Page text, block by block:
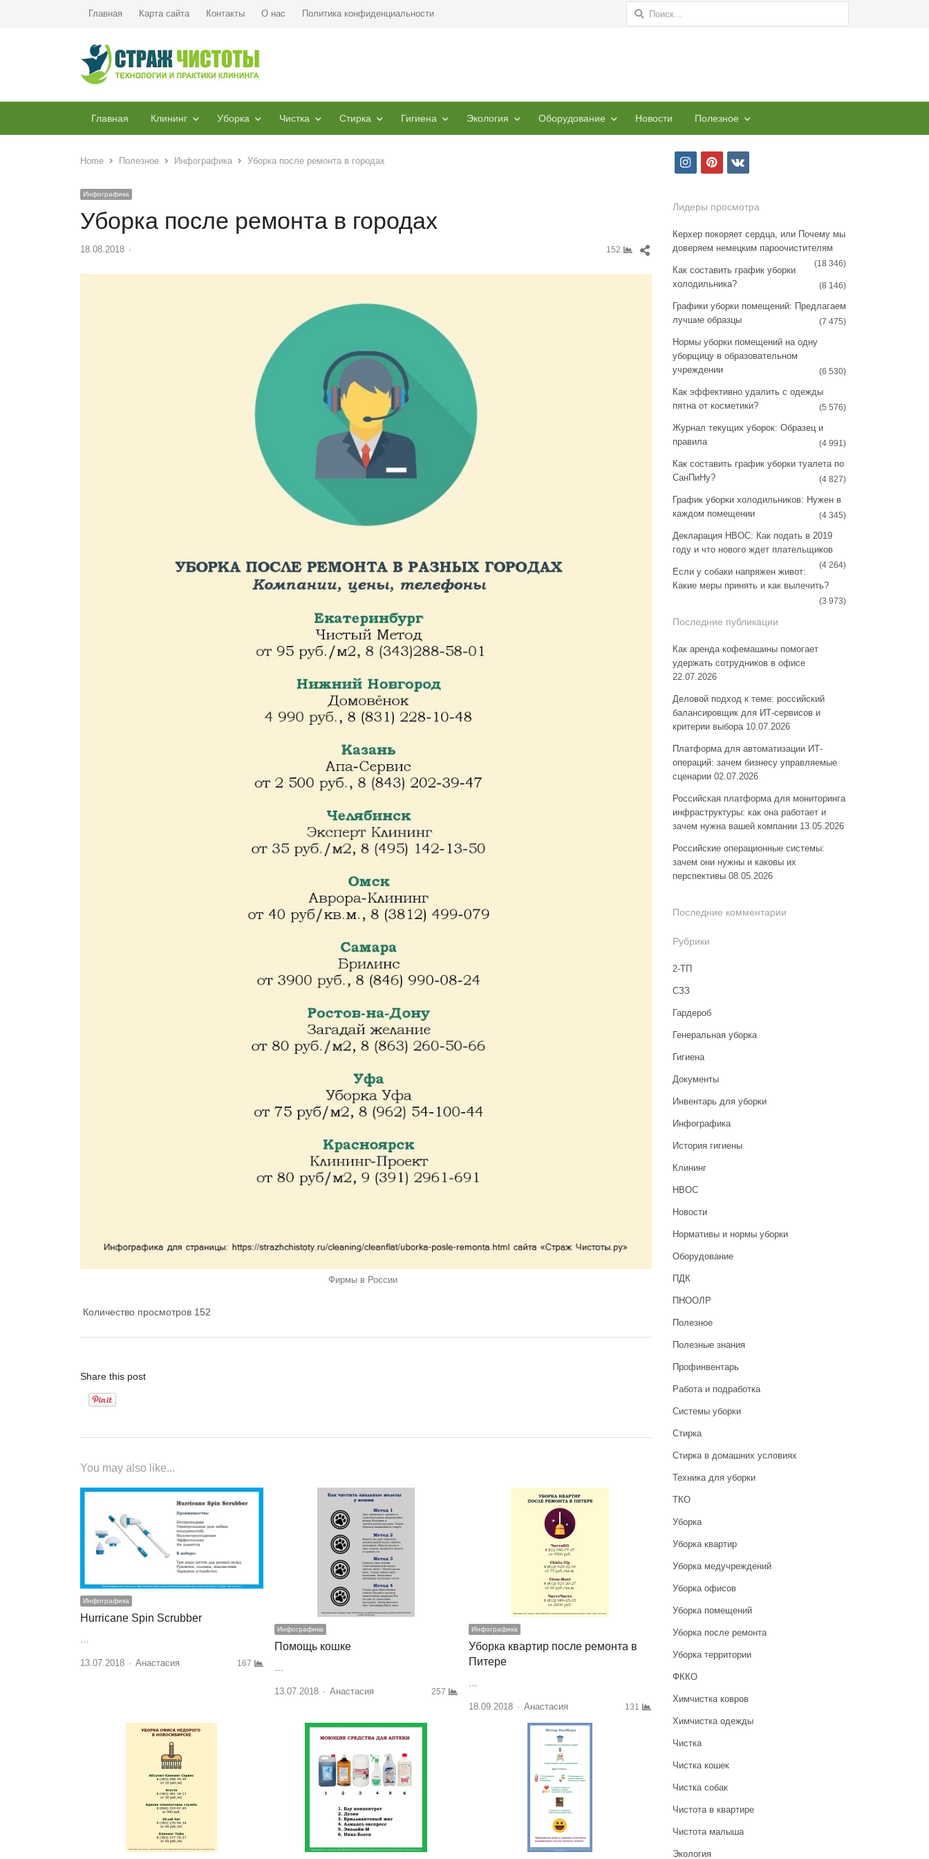
Главная Карта сайта Контакты О нас Политика конфиденциальности Найти:
Главная Клининг Уборка Чистка Стирка Гигиена Экология Оборудование Новости Полезное
Home Полезное Инфографика Уборка после ремонта в городах
Инфографика
Уборка после ремонта в городах
18.08.2018 152
Share
post
Фирмы в России
Количество просмотров 152
Share this post
You may also like...
Инфографика
Hurricane Spin Scrubber
…
13.07.2018 Author
Анастасия 167
Инфографика
Помощь кошке
13.07.2018 Author
Анастасия 257
Инфографика
Уборка квартир после ремонта в
Питере
18.09.2018 Author
Анастасия 131
i
s
a
g
a
m
p
n
e
r
s
t
v
Лидеры просмотра
Керхер покоряет сердца, или Почему мы
доверяем немецким пароочистителям
(18 346)
Как составить график уборки
холодильника?
(8 146)
Графики уборки помещений: Предлагаем
лучшие образцы
(7 475)
Нормы уборки помещений на одну
уборщицу в образовательном
учреждении
(6 530)
Как эффективно удалить с одежды
пятна от косметики?
(5 576)
Журнал текущих уборок: Образец и
правила
(4 991)
Как составить график уборки туалета по
СанПиНу?
(4 827)
График уборки холодильников: Нужен в
каждом помещении
(4 345)
Декларация НВОС: Как подать в 2019
году и что нового ждет плательщиков
(4 264)
Если у собаки напряжен живот:
Какие меры принять и как вылечить?
(3 973)
Последние публикации
Как аренда кофемашины помогает
удержать сотрудников в офисе
22.07.2026
Деловой подход к теме: российский
балансировщик для ИТ-сервисов и
критерии выбора 10.07.2026
Платформа для автоматизации ИТ-
операций: зачем бизнесу управляемые
сценарии 02.07.2026
Российская платформа для мониторинга
инфраструктуры: как она работает и
зачем нужна вашей компании 13.05.2026
Российские операционные системы:
зачем они нужны и каковы их
перспективы 08.05.2026
Последние комментарии
Рубрики
2-ТП
CЗЗ
Гардероб
Генеральная уборка
Гигиена
Документы
Инвентарь для уборки
Инфографика
История гигиены
Клининг
НВОС
Новости
Нормативы и нормы уборки
Оборудование
ПДК
ПНООЛР
Полезное
Полезные знания
Профинвентарь
Работа и подработка
Системы уборки
Стирка
Стирка в домашних условиях
Техника для уборки
ТКО
Уборка
Уборка квартир
Уборка медучреждений
Уборка офисов
Уборка помещений
Уборка после ремонта
Уборка территории
ФККО
Химчистка ковров
Химчистка одежды
Чистка
Чистка кошек
Чистка собак
Чистота в квартире
Чистота малыша
Экология